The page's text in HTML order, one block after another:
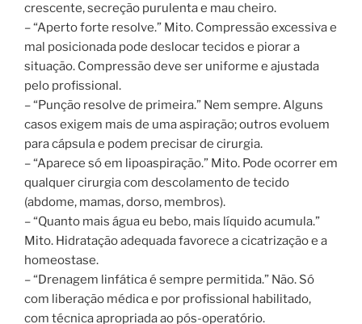
crescente, secreção purulenta e mau cheiro.
– “Aperto forte resolve.” Mito. Compressão excessiva e
mal posicionada pode deslocar tecidos e piorar a
situação. Compressão deve ser uniforme e ajustada
pelo profissional.
– “Punção resolve de primeira.” Nem sempre. Alguns
casos exigem mais de uma aspiração; outros evoluem
para cápsula e podem precisar de cirurgia.
– “Aparece só em lipoaspiração.” Mito. Pode ocorrer em
qualquer cirurgia com descolamento de tecido
(abdome, mamas, dorso, membros).
– “Quanto mais água eu bebo, mais líquido acumula.”
Mito. Hidratação adequada favorece a cicatrização e a
homeostase.
– “Drenagem linfática é sempre permitida.” Não. Só
com liberação médica e por profissional habilitado,
com técnica apropriada ao pós-operatório.